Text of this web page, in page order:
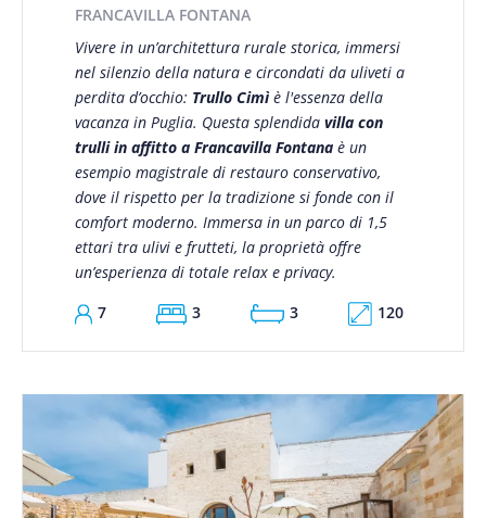
FRANCAVILLA FONTANA
Vivere in un’architettura rurale storica, immersi
nel silenzio della natura e circondati da uliveti a
perdita d’occhio: Trullo Cimìè l'essenza della
vacanza in Puglia. Questa splendida villa con
trulli in affitto a Francavilla Fontanaè un
esempio magistrale di restauro conservativo,
dove il rispetto per la tradizione si fonde con il
comfort moderno. Immersa in un parco di 1,5
ettari tra ulivi e frutteti, la proprietà offre
un’esperienza di totale relax e privacy.
7
3 3 120